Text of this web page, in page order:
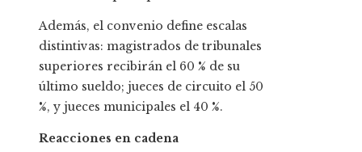
Además, el convenio define escalas
distintivas: magistrados de tribunales
superiores recibirán el 60 % de su
último sueldo; jueces de circuito el 50
%, y jueces municipales el 40 %.
Reacciones en cadena